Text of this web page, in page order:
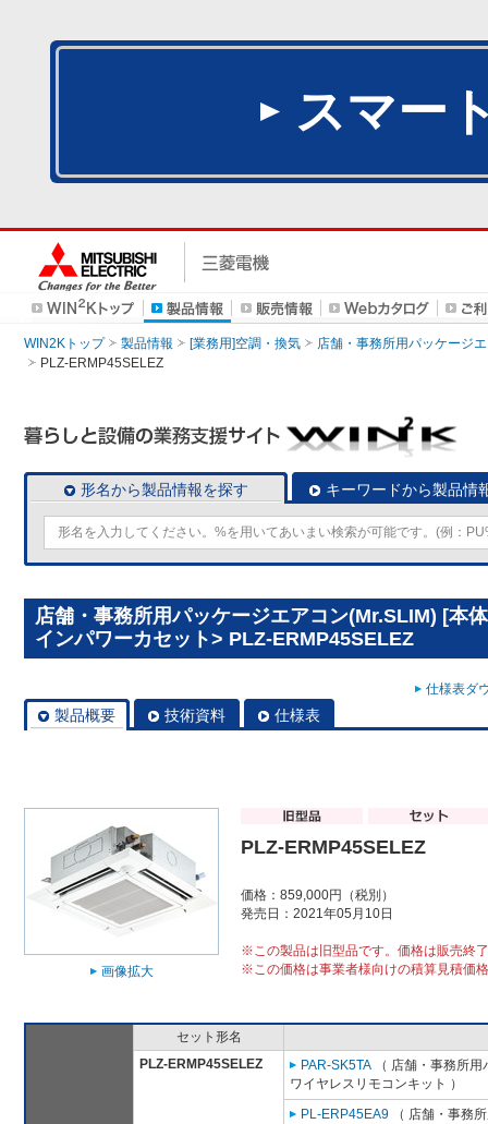
スマー
WIN2Kトップ 製品情報 [業務用]空調・換気
店舗・事務所用パッケージ
PLZ-ERMP45SELEZ
形名から製品情報を探す キーワードから製品情
店舗・事務所用パッケージエアコン(Mr.SLIM) [本
インパワーカセット> PLZ-ERMP45SELEZ
仕様表ダ
製品概要 技術資料 仕様表
画像拡大
PLZ-ERMP45SELEZ
価格：859,000円（税別）
発売日：2021年05月10日
※この製品は旧型品です。価格は販売終
※この価格は事業者様向けの積算見積価
セット形名
PLZ-ERMP45SELEZ
PAR-SK5TA （ 店舗・事務所
ワイヤレスリモコンキット ）
PL-ERP45EA9 （ 店舗・事務